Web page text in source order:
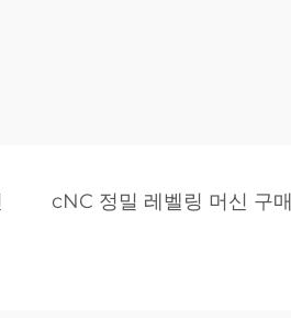
cNC 정밀 레벨링 머신 구매